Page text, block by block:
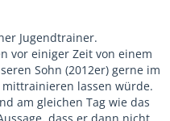
Jugendtrainer.
vor einiger Zeit von einem
Sohn (2012er) gerne im
mittrainieren lassen würde.
am gleichen Tag wie das